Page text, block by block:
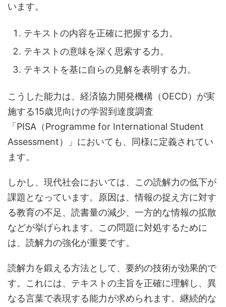
います。
テキストの内容を正確に把握する力。
テキストの意味を深く思索する力。
テキストを基に自らの見解を表明する力。
こうした能力は、経済協力開発機構（OECD）が実
施する15歳児向けの学習到達度調査
「PISA（Programme for International Student
Assessment）」においても、同様に定義されてい
ます。
しかし、現代社会においては、この読解力の低下が
課題となっています。原因は、情報の捉え方に対す
る教育の不足、読書量の減少、一方的な情報の拡散
などが挙げられます。この問題に対処するために
は、読解力の強化が重要です。
読解力を鍛える方法として、要約の技術が効果的で
す。これには、テキストの主旨を正確に理解し、異
なる言葉で表現する能力が求められます。継続的な